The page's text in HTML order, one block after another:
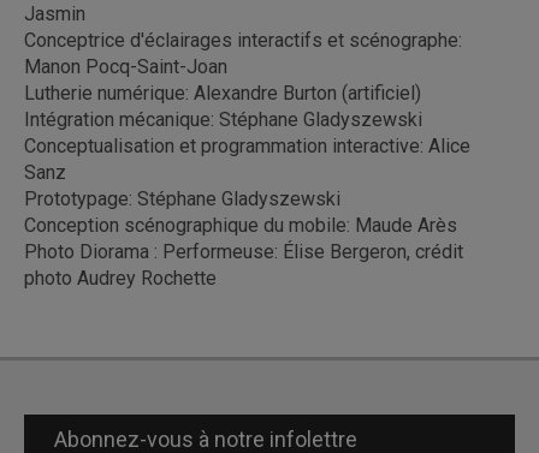
Jasmin
Conceptrice d'éclairages interactifs et scénographe:
Manon Pocq-Saint-Joan
Lutherie numérique: Alexandre Burton (artificiel)
Intégration mécanique: Stéphane Gladyszewski
Conceptualisation et programmation interactive: Alice
Sanz
Prototypage: Stéphane Gladyszewski
Conception scénographique du mobile: Maude Arès
Photo Diorama : Performeuse: Élise Bergeron, crédit
photo Audrey Rochette
Abonnez-vous à notre infolettre